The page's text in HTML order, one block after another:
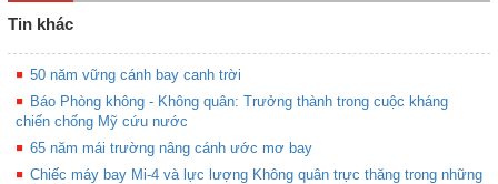
Tin khác
50 năm vững cánh bay canh trời
Báo Phòng không - Không quân: Trưởng thành trong cuộc kháng
chiến chống Mỹ cứu nước
65 năm mái trường nâng cánh ước mơ bay
Chiếc máy bay Mi-4 và lực lượng Không quân trực thăng trong những